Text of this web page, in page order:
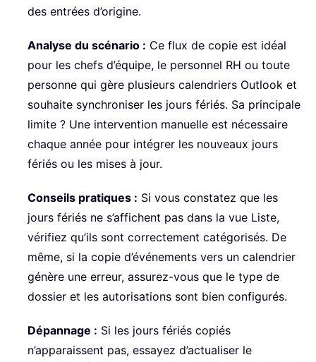
des entrées d’origine.
Analyse du scénario : Ce flux de copie est idéal
pour les chefs d’équipe, le personnel RH ou toute
personne qui gère plusieurs calendriers Outlook et
souhaite synchroniser les jours fériés. Sa principale
limite ? Une intervention manuelle est nécessaire
chaque année pour intégrer les nouveaux jours
fériés ou les mises à jour.
Conseils pratiques : Si vous constatez que les
jours fériés ne s’affichent pas dans la vue Liste,
vérifiez qu’ils sont correctement catégorisés. De
même, si la copie d’événements vers un calendrier
génère une erreur, assurez-vous que le type de
dossier et les autorisations sont bien configurés.
Dépannage : Si les jours fériés copiés
n’apparaissent pas, essayez d’actualiser le